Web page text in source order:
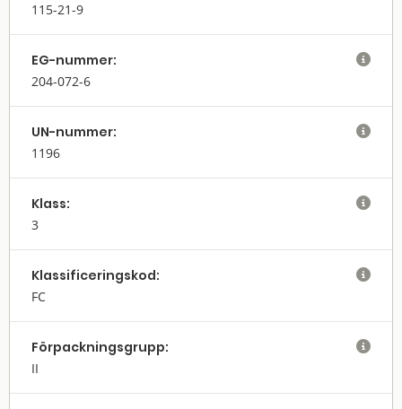
115-21-9
EG-nummer:
204-072-6

UN-nummer:
1196

Klass:
3

Klassifi­cerings­kod:
FC

Förpack­nings­grupp:
II
